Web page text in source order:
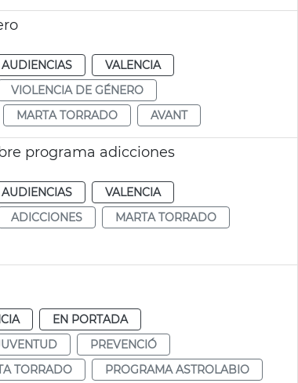
VALENCIA
VIOLENCIA DE GÉNERO
MARTA TORRADO AVANT
programa adicciones
VALENCIA
ADICCIONES
MARTA TORRADO
EN PORTADA
PREVENCIÓ
TORRADO PROGRAMA ASTROLABIO